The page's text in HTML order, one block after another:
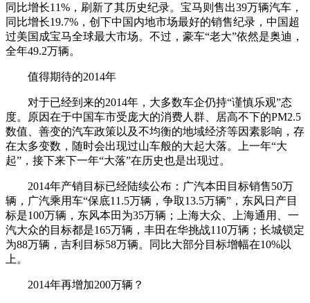
同比增长11%，刷新了其历史纪录。宝马则售出39万辆汽车，
同比增长19.7%，创下中国内地市场最好的销售纪录，中国超
过美国成宝马全球最大市场。不过，豪车“老大”依然是奥迪，
全年49.2万辆。
值得期待的2014年
对于已经到来的2014年，大多数车企仍持“谨慎乐观”态
度。原因在于中国车市受庞大的消费人群、居高不下的PM2.5
数值、善变的汽车政策以及不均衡的地域经济等因素影响，存
在太多变数，随时会出现过山车般的大起大落。上一年“大
起”，接下来下一年“大落”在历史也是出现过。
2014年产销目标已经陆续公布：广汽本田目标销售50万
辆，广汽乘用车“保底11.5万辆，争取13.5万辆”，东风日产目
标是100万辆，东风本田为35万辆；上海大众、上海通用、一
汽大众的目标都是165万辆，丰田在华挑战110万辆；长城锁定
为88万辆，吉利目标58万辆。同比大部分目标增幅在10%以
上。
2014年再增加200万辆？